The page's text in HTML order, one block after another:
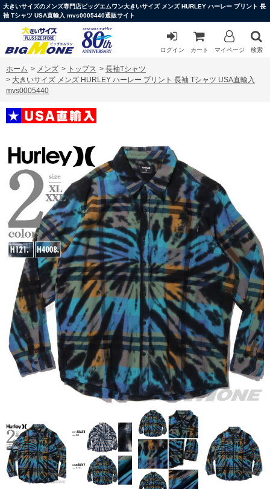
大きいサイズのメンズ専門店ビッグエムワン大きいサイズ メンズ HURLEY ハーレー プリント 長
袖 Tシャツ USA直輸入 mvs0005440通販サイト
ログイン カート マイページ 検索
ホーム > メンズ > トップス > 長袖Tシャツ
> 大きいサイズ メンズ HURLEY ハーレー プリント 長袖 Tシャツ USA直輸入
mvs0005440